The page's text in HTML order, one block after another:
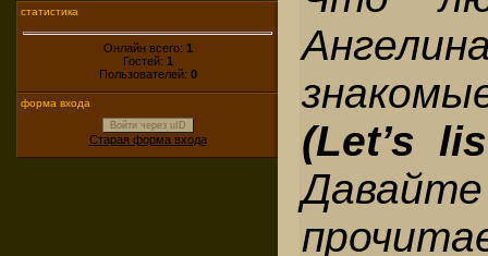
статистика
Онлайн всего: 1
Гостей: 1
Пользователей: 0
форма входа
Войти через uID
Старая форма входа
(Let’s